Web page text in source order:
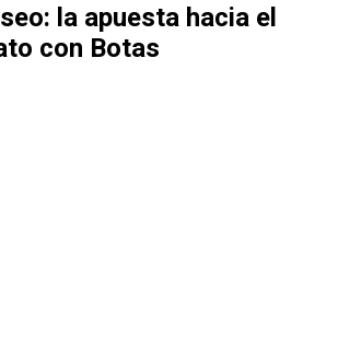
la apuesta hacia el
con Botas